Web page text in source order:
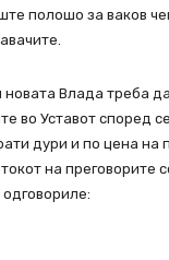
полошо за ваков
Влада треба
во Уставот според
дури и по цена на
на преговорите
одговориле: